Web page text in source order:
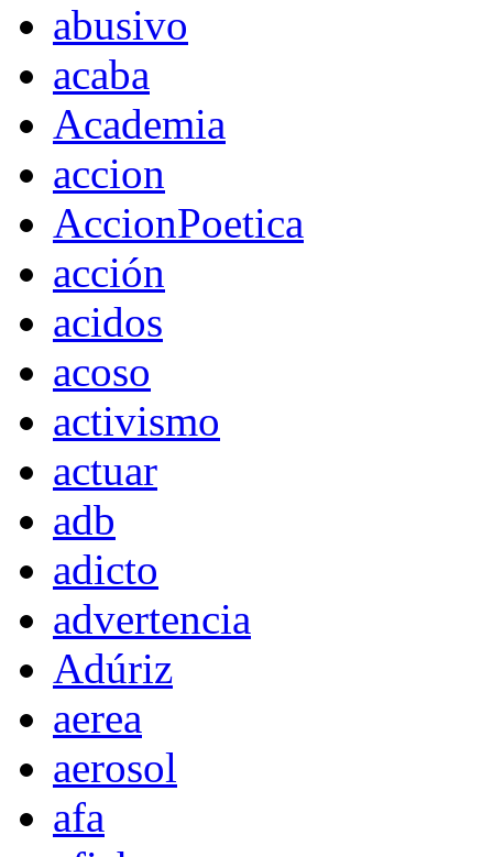
abusivo
acaba
Academia
accion
AccionPoetica
acción
acidos
acoso
activismo
actuar
adb
adicto
advertencia
Adúriz
aerea
aerosol
afa